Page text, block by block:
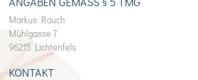
Markus Rauch
Mühlgasse 7
96215 Lichtenfels
KONTAKT